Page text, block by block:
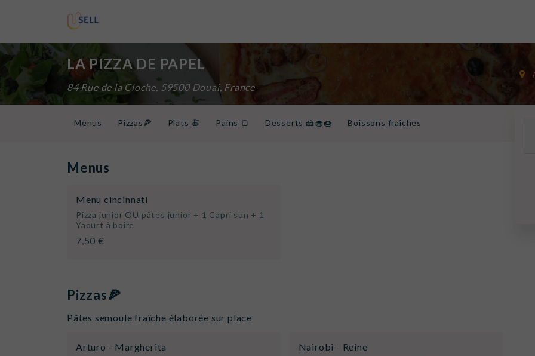
LA PIZZA DE PAPEL
84 Rue de la Cloche, 59500 Douai, France
Menus Pizzas🍕 Plats 🍝 Pains 🍞 Desserts 🍰🧁🍩 Boissons fraîches
Menus
Menu cincinnati
Pizza junior OU pâtes junior + 1 Capri sun + 1
Yaourt à boire
7,50 €
Pizzas🍕
Pâtes semoule fraîche élaborée sur place
Arturo - Margherita Nairobi - Reine